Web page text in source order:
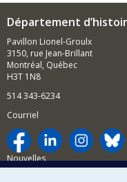
Département
Pavillon Lionel-Groulx
3150, rue Jean-Brillant
Montréal, Québec
H3T 1N8
514 343-6234
Courriel
Nouvelles